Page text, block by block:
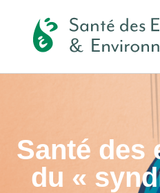
Santé des
du «